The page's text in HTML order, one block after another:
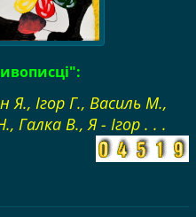
Я., Ігор Г., Василь М.,
Галка В., Я - Ігор . . .